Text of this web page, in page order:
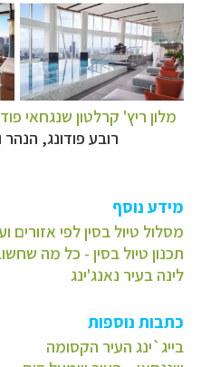
מלון ריץ' קרלטון שנגחאי
רובע פודונג, הנהר
מידע נוסף
מסלול טיול בסין לפי אזורים
תכנון טיול בסין - כל מה
לינה בעיר נאנג'ינג
כתבות נוספות
בייג`ינג העיר הקסומה